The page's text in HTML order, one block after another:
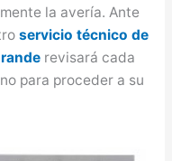
la avería. Ante
servicio técnico de
revisará cada
para proceder a su